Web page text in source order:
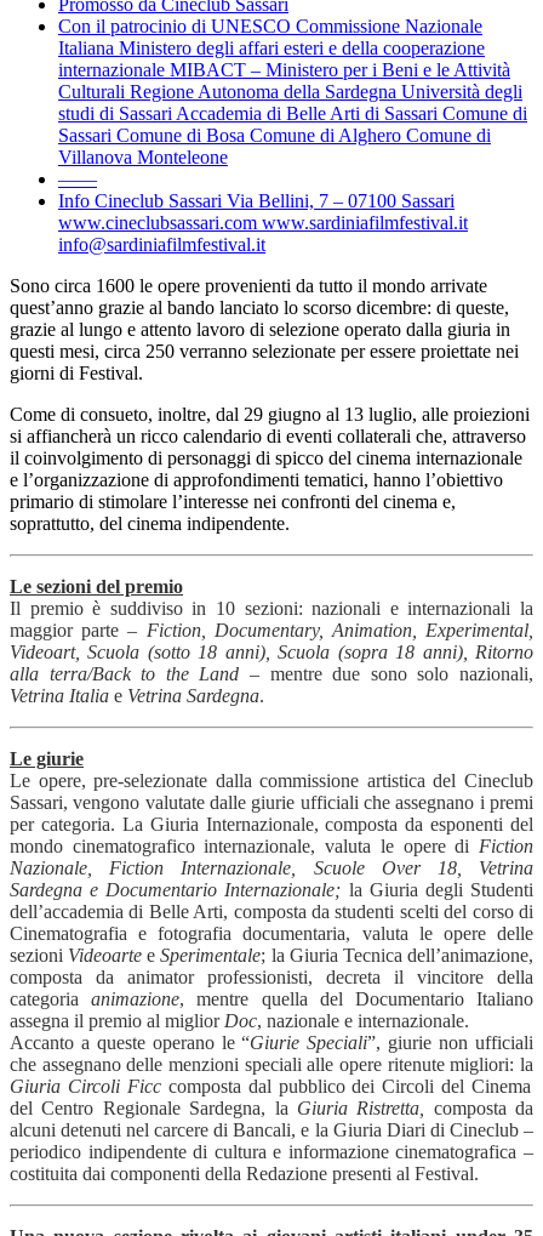
Con il patrocinio di UNESCO Commissione Nazionale
Italiana Ministero degli affari esteri e della cooperazione
internazionale MIBACT – Ministero per i Beni e le Attività
Culturali Regione Autonoma della Sardegna Università degli
studi di Sassari Accademia di Belle Arti di Sassari Comune di
Sassari Comune di Bosa Comune di Alghero Comune di
Villanova Monteleone
——
Info Cineclub Sassari Via Bellini, 7 – 07100 Sassari
www.cineclubsassari.com www.sardiniafilmfestival.it
info@sardiniafilmfestival.it
Sono circa 1600 le opere provenienti da tutto il mondo arrivate
quest’anno grazie al bando lanciato lo scorso dicembre: di queste,
grazie al lungo e attento lavoro di selezione operato dalla giuria in
questi mesi, circa 250 verranno selezionate per essere proiettate nei
giorni di Festival.
Come di consueto, inoltre, dal 29 giugno al 13 luglio, alle proiezioni
si affiancherà un ricco calendario di eventi collaterali che, attraverso
il coinvolgimento di personaggi di spicco del cinema internazionale
e l’organizzazione di approfondimenti tematici, hanno l’obiettivo
primario di stimolare l’interesse nei confronti del cinema e,
soprattutto, del cinema indipendente.
Le sezioni del premio
Il premio è suddiviso in 10 sezioni: nazionali e internazionali la
maggior parte – Fiction, Documentary, Animation, Experimental,
Videoart, Scuola (sotto 18 anni), Scuola (sopra 18 anni), Ritorno
alla terra/Back to the Land – mentre due sono solo nazionali,
Vetrina Italia e Vetrina Sardegna.
Le giurie
Le opere, pre-selezionate dalla commissione artistica del Cineclub
Sassari, vengono valutate dalle giurie ufficiali che assegnano i premi
per categoria. La Giuria Internazionale, composta da esponenti del
mondo cinematografico internazionale, valuta le opere di Fiction
Nazionale, Fiction Internazionale, Scuole Over 18, Vetrina
Sardegna e Documentario Internazionale; la Giuria degli Studenti
dell’accademia di Belle Arti, composta da studenti scelti del corso di
Cinematografia e fotografia documentaria, valuta le opere delle
sezioni Videoarte eSperimentale; la Giuria Tecnica dell’animazione,
composta da animator professionisti, decreta il vincitore della
categoriaanimazione, mentre quella del Documentario Italiano
assegna il premio al miglior Doc, nazionale e internazionale.
Accanto a queste operano le “Giurie Speciali”, giurie non ufficiali
che assegnano delle menzioni speciali alle opere ritenute migliori: la
Giuria Circoli Ficccomposta dal pubblico dei Circoli del Cinema
del Centro Regionale Sardegna, la Giuria Ristretta, composta da
alcuni detenuti nel carcere di Bancali, e la Giuria Diari di Cineclub –
periodico indipendente di cultura e informazione cinematografica –
costituita dai componenti della Redazione presenti al Festival.